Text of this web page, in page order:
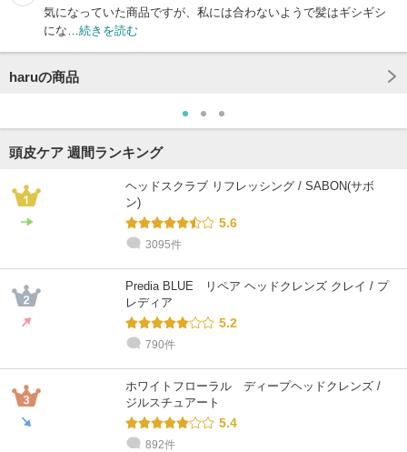
気になっていた商品ですが、私には合わないようで髪はギシギシ
にな… 続きを読む
haruの商品
頭皮ケア 週間ランキング
ヘッドスクラブ リフレッシング / SABON(サボ
ン)
5.6
3095件
Predia BLUE リペア ヘッドクレンズ クレイ / プ
レディア
5.2
790件
ホワイトフローラル ディープヘッドクレンズ /
ジルスチュアート
5.4
892件